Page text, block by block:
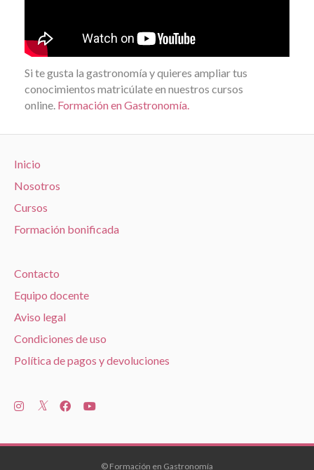
Si te gusta la gastronomía y quieres ampliar tus
conocimientos matricúlate en nuestros cursos
online. Formación en Gastronomía.
Inicio
Nosotros
Cursos
Formación bonificada
Contacto
Equipo docente
Aviso legal
Condiciones de uso
Política de pagos y devoluciones
© Formación en Gastronomía